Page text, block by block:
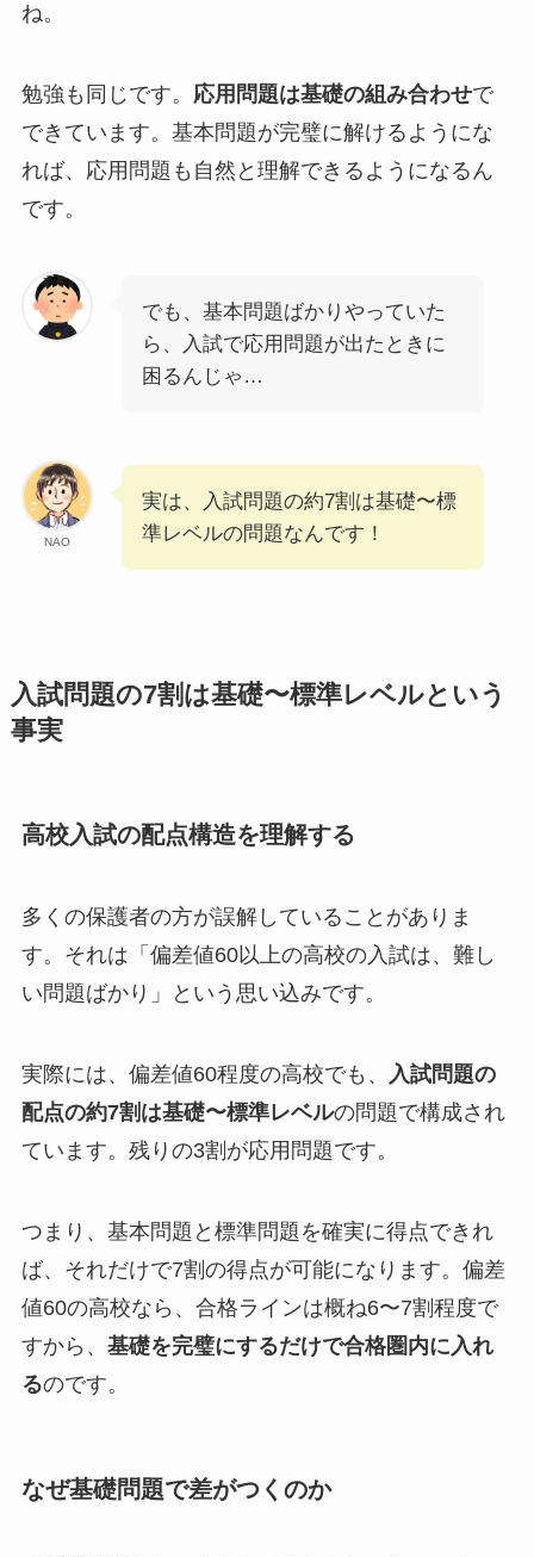
ね。
勉強も同じです。 応用問題は基礎の組み合わせで
できています。基本問題が完璧に解けるようにな
れば、応用問題も自然と理解できるようになるん
です。
でも、基本問題ばかりやっていた
ら、入試で応用問題が出たときに
困るんじゃ…
NAO
実は、入試問題の約7割は基礎〜標
準レベルの問題なんです！
入試問題の7割は基礎〜標準レベルという
事実
高校入試の配点構造を理解する
多くの保護者の方が誤解していることがありま
す。それは「偏差値60以上の高校の入試は、難し
い問題ばかり」という思い込みです。
実際には、偏差値60程度の高校でも、
入試問題の
配点の約7割は基礎〜標準レベルの問題で構成され
ています。残りの3割が応用問題です。
つまり、基本問題と標準問題を確実に得点できれ
ば、それだけで7割の得点が可能になります。偏差
値60の高校なら、合格ラインは概ね6〜7割程度で
すから、 基礎を完璧にするだけで合格圏内に入れ
るのです。
なぜ基礎問題で差がつくのか